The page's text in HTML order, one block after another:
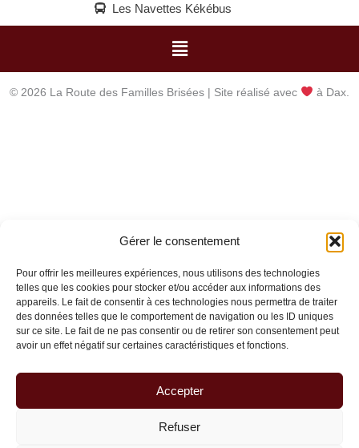
Gérer le consentement
Pour offrir les meilleures expériences, nous utilisons des technologies
telles que les cookies pour stocker et/ou accéder aux informations des
appareils. Le fait de consentir à ces technologies nous permettra de traiter
des données telles que le comportement de navigation ou les ID uniques
sur ce site. Le fait de ne pas consentir ou de retirer son consentement peut
avoir un effet négatif sur certaines caractéristiques et fonctions.
Accepter
Refuser
Les Navettes Kékébus
Menu
© 2026 La Route des Familles Brisées | Site réalisé avec à Dax.